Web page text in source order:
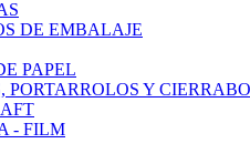
DE EMBALAJE
PAPEL
PORTARROLOS Y
- FILM